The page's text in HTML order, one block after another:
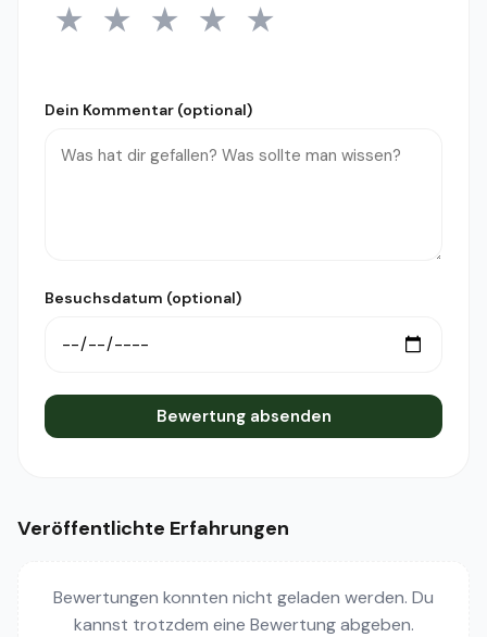
1 Stern
★ 2 Sterne
★ 3 Sterne
★ 4 Sterne
★ 5 Sterne
★
Dein Kommentar (optional)
Besuchsdatum (optional)
Bewertung absenden
Veröffentlichte Erfahrungen
Bewertungen konnten nicht geladen werden. Du
kannst trotzdem eine Bewertung abgeben.